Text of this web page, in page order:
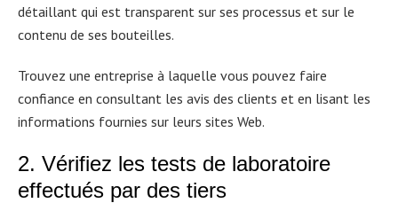
détaillant qui est transparent sur ses processus et sur le
contenu de ses bouteilles.
Trouvez une entreprise à laquelle vous pouvez faire
confiance en consultant les avis des clients et en lisant les
informations fournies sur leurs sites Web.
2. Vérifiez les tests de laboratoire
effectués par des tiers